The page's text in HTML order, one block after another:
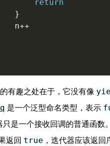
return
}
			n
++
有趣之处在于，它没有像
是一个泛型命名类型，表示
只是一个接收回调的普通函
返回 true ，迭代器应该返